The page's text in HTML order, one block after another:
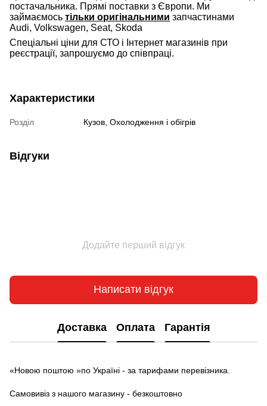
постачальника. Прямі поставки з Європи. Ми
займаємось тільки оригінальними запчастинами
Audi, Volkswagen, Seat, Skoda
Спеціальні ціни для СТО і Інтернет магазинів при
реєстрації, запрошуємо до співпраці.
Характеристики
Розділ Кузов, Охолодження і обігрів
Відгуки
Додайте перший відгук
Написати відгук
Доставка Оплата Гарантія
«Новою поштою »по Україні - за тарифами перевізника.
Самовивіз з нашого магазину - безкоштовно